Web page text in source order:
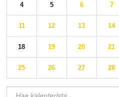
4 5 6 7
11 12 13 14
18 19 20 21
25 26 27 28